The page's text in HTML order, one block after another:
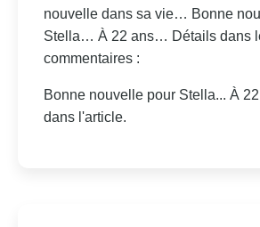
nouvelle dans sa vie… Bonne
Stella… À 22 ans… Détails dans
commentaires :
Bonne nouvelle pour Stella... À
dans l'article.